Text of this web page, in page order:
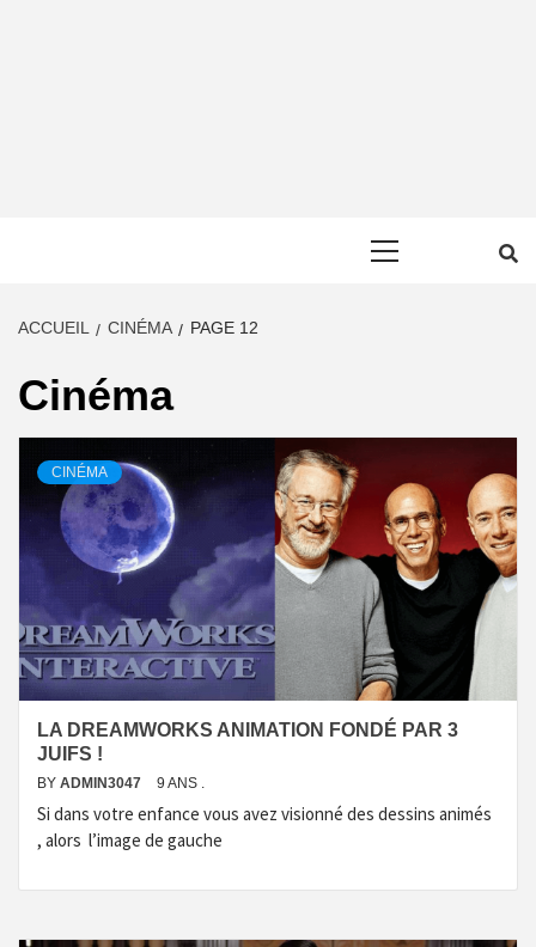
ACCUEIL CINÉMA PAGE 12
Cinéma
CINÉMA
LA DREAMWORKS ANIMATION FONDÉ PAR 3
JUIFS !
BY ADMIN3047 9 ANS .
Si dans votre enfance vous avez visionné des dessins animés
, alors l’image de gauche